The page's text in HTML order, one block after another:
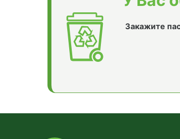
Закажите